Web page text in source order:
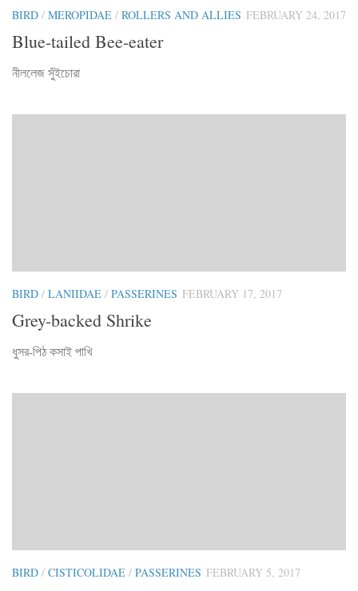
BIRD / MEROPIDAE / ROLLERS AND ALLIES FEBRUARY 24, 2017
Blue-tailed Bee-eater
নীললেজ সুঁইচোরা
BIRD / LANIIDAE / PASSERINES FEBRUARY 17, 2017
Grey-backed Shrike
ধুসর-পিঠ কসাই পাখি
BIRD / CISTICOLIDAE / PASSERINES FEBRUARY 5, 2017